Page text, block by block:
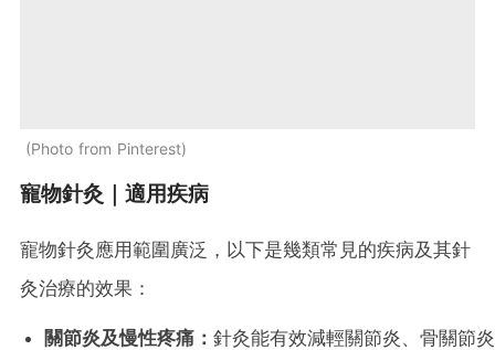
Photo from Pinterest
寵物針灸｜適用疾病
寵物針灸應用範圍廣泛，以下是幾類常見的疾病及其針
灸治療的效果：
關節炎及慢性疼痛： 針灸能有效減輕關節炎、骨關節炎